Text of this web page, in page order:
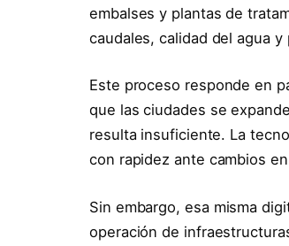
embalses y plantas de
caudales, calidad del agua
Este proceso responde en
que las ciudades se
resulta insuficiente. La
con rapidez ante cambios
Sin embargo, esa misma
operación de